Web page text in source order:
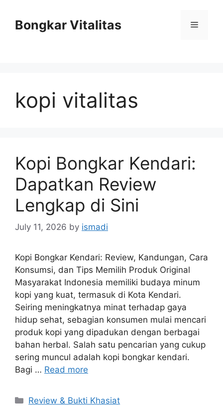
contentBongkar Vitalitas Menu
kopi vitalitas
Kopi Bongkar Kendari:
Dapatkan Review
Lengkap di Sini
July 11, 2026 by ismadi
Kopi Bongkar Kendari: Review, Kandungan, Cara
Konsumsi, dan Tips Memilih Produk Original
Masyarakat Indonesia memiliki budaya minum
kopi yang kuat, termasuk di Kota Kendari.
Seiring meningkatnya minat terhadap gaya
hidup sehat, sebagian konsumen mulai mencari
produk kopi yang dipadukan dengan berbagai
bahan herbal. Salah satu pencarian yang cukup
sering muncul adalah kopi bongkar kendari.
Bagi … Read more
Categories
Review & Bukti Khasiat